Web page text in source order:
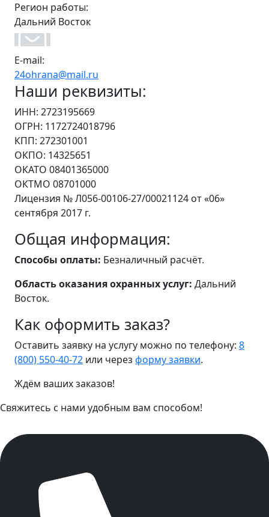
Регион работы:
Дальний Восток
E-mail:
24ohrana@mail.ru
Наши реквизиты:
ИНН: 2723195669
ОГРН: 1172724018796
КПП: 272301001
ОКПО: 14325651
ОКАТО 08401365000
ОКТМО 08701000
Лицензия № Л056-00106-27/00021124 от «06»
сентября 2017 г.
Общая информация:
Способы оплаты: Безналичный расчёт.
Область оказания охранных услуг: Дальний
Восток.
Как оформить заказ?
Оставить заявку на услугу можно по телефону: 8
(800) 550-40-72 или через форму заявки.
Ждём ваших заказов!
Свяжитесь с нами удобным вам способом!